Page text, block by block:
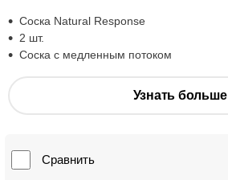
Соска Natural Response
2 шт.
Соска с медленным потоком
Узнать больше
Сравнить